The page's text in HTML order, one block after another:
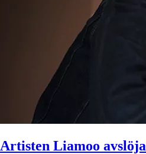
Artisten Liamoo